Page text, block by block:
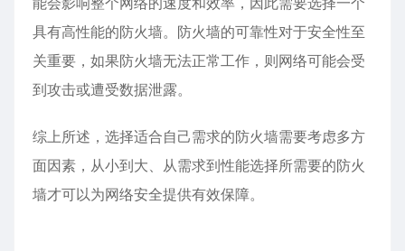
具有高性能的防火墙。防火墙的可靠性对于安全性至
关重要，如果防火墙无法正常工作，则网络可能会受
到攻击或遭受数据泄露。
综上所述，选择适合自己需求的防火墙需要考虑多方
面因素，从小到大、从需求到性能选择所需要的防火
墙才可以为网络安全提供有效保障。